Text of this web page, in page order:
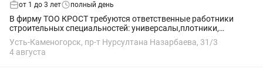
от 1 до 3 лет полный день
В фирму ТОО КРОСТ требуются ответственные работники
строительных специальностей: универсалы,плотники,
отделочники разнорабочие, подсобные рабочие без вредных
привычек. Полный рабочий день, оплата...
Усть-Каменогорск, пр-т Нурсултана Назарбаева, 31/3
4 августа